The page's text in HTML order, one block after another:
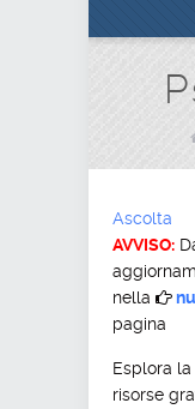
Ascolta
AVVISO:
nella
pagina
Esplora
risorse